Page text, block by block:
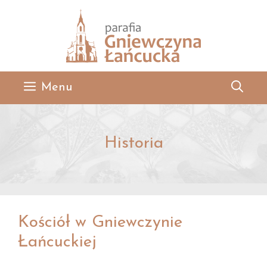
Menu
Historia
Kościół w Gniewczynie
Łańcuckiej